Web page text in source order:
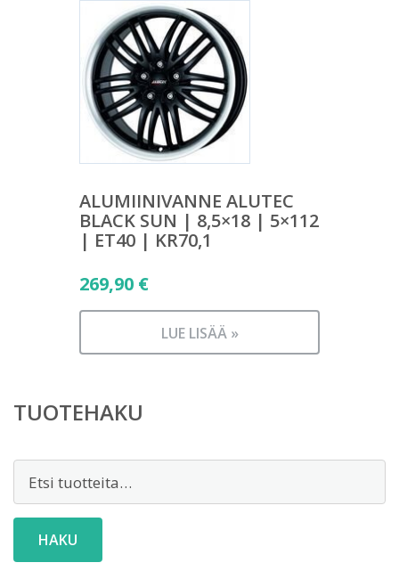
ALUMIINIVANNE ALUTEC
BLACK SUN | 8,5×18 | 5×112
| ET40 | KR70,1
269,90 €
LUE LISÄÄ »
TUOTEHAKU
HAKU